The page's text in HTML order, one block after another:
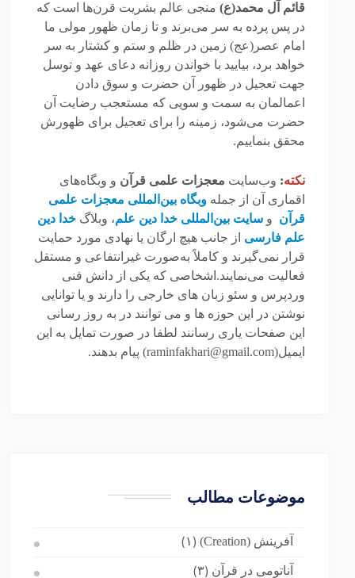
قائم آل محمد(ع) منجی عالم بشریت قرن‌ها است که
در پس پرده به سر می‌برند و تا زمان ظهور مولی ما
امام عصر(عج) زمین در ظلم و ستم و کشتار به سر
خواهد برد، بیایید با خواندن روزانه دعای عهد و توسل
جهت تعجیل در ظهور آن حضرت و سوق دادن
اعمالمان به سمت و سویی که مستعجب رضایت آن
حضرت می‌شود، زمینه را برای تعجیل برای ظهورش
محقق بنماییم.
نکته: وب‌سایت معجزات علمی قرآن و وبگاه‌های
اقماری آن از جمله وبگاه بین‌المللی معجزات علمی
قرآن و سایت بین‌المللی خدا دین علم، وبلاگ خدا دین
علم فارسی از جانب هیچ ارگان یا نهادی مورد حمایت
قرار نمی‌گیرند و کاملاً به‌صورت غیرانتفاعی و مستقل
فعالیت می‌نمایند.اشخاصی که یکی از دانش فنی
وردپرس و سئو زبان های خارجی را دارند و یا توانایی
نوشتن در این حوزه ها و می توانند در به روز رسانی
این صفحات یاری رسانند لطفا در صورت تمایل به این
ایمیل(raminfakhari@gmail.com) پیام بدهند.
موضوعات مطالب
آفرینش (Creation) (۱)
آناتومی در قرآن (۳)